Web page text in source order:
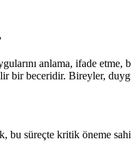
anlama, ifade etme,
beceridir. Bireyler,
bu süreçte kritik öneme